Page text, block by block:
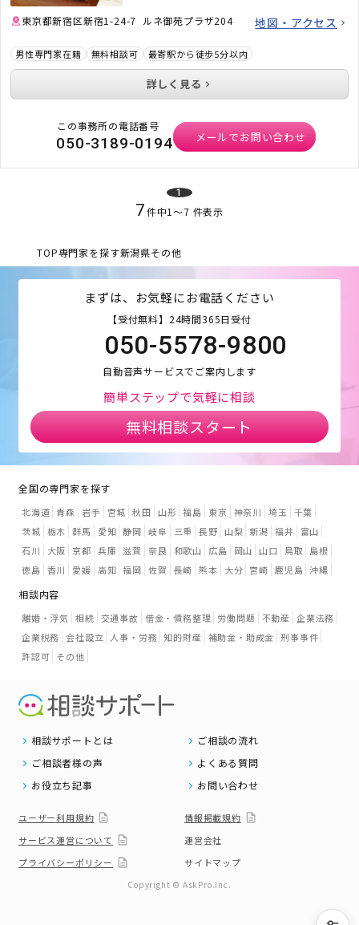
東京都新宿区新宿1-24-7 ルネ御苑プラザ204 地図・アクセス
男性専門家在籍 無料相談可 最寄駅から徒歩5分以内
詳しく見る
この事務所の電話番号
050-3189-0194 メールでお問い合わせ
1
7件中1〜7 件表示
TOP専門家を探す新潟県その他
まずは、お気軽にお電話ください
【受付無料】24時間365日受付
050-5578-9800
自動音声サービスでご案内します
簡単ステップで気軽に相談
無料相談スタート
全国の専門家を探す
北海道 青森 岩手 宮城 秋田 山形 福島 東京 神奈川 埼玉
千葉
茨城 栃木 群馬 愛知 静岡 岐阜 三重 長野 山梨 新潟 福井
富山
石川
大阪 京都 兵庫 滋賀 奈良 和歌山 広島 岡山 山口 鳥取
島根
徳島 香川 愛媛 高知 福岡 佐賀 長崎 熊本 大分 宮崎 鹿児島 沖縄
相談内容
離婚・浮気 相続 交通事故 借金・債務整理 労働問題 不動産 企業法務
企業税務 会社設立 人事・労務 知的財産 補助金・助成金 刑事事件
許認可 その他
相談サポートとは
ご相談の流れ
ご相談者様の声
よくある質問
お役立ち記事
お問い合わせ
ユーザー利用規約
情報掲載規約
サービス運営について
運営会社
プライバシーポリシー
サイトマップ
Copyright © AskPro.Inc.